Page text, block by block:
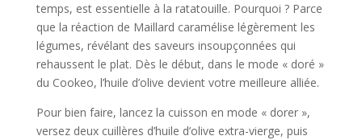
temps, est essentielle à la ratatouille. Pourquoi ? Parce
que la réaction de Maillard caramélise légèrement les
légumes, révélant des saveurs insoupçonnées qui
rehaussent le plat. Dès le début, dans le mode « doré »
du Cookeo, l’huile d’olive devient votre meilleure alliée.
Pour bien faire, lancez la cuisson en mode « dorer »,
versez deux cuillères d’huile d’olive extra-vierge, puis